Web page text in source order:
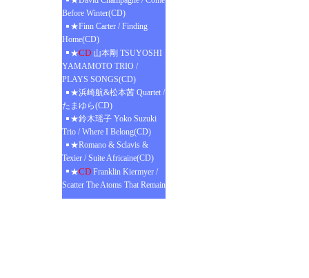
Before Winter(CD)
★Finn Carter / Finding
Home(CD)
★CD 山本剛 TSUYOSHI
YAMAMOTO TRIO /
PLAYS SONGS(CD)
★浜崎航&松本茜 Quartet /
たまゆら(CD)
★鈴木瑶子 Yoko Suzuki
Trio / Where I Belong(CD)
★Romano & Sclavis &
Texier / Suite Africaine(CD)
★CD Franklin Kiermyer /
Scatter The Atoms That Remain